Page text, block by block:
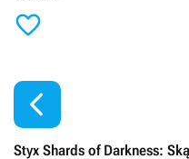


Styx Shards of Darkness: